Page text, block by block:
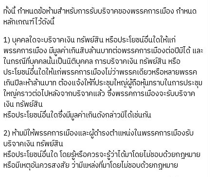
ทั้งนี้ กำหนดข้อห้ามสำหรับการรับบริจาคของพรรคการเมือง กำหนด
หลักเกณฑ์ไว้ดังนี้
1) บุคคลใดจะบริจาคเงิน ทรัพย์สิน หรือประโยชน์อื่นใดให้แก่
พรรคการเมือง มีมูลค่าเกินสิบล้านบาทต่อพรรคการเมืองต่อปีมิได้ และ
ในกรณีที่บุคคลนั้นเป็นนิติบุคคล การบริจาคเงิน ทรัพย์สิน หรือ
ประโยชน์อื่นใดให้แก่พรรคการเมืองไม่ว่าพรรคเดียวหรือหลายพรรค
เกินปีละห้าล้านบาท ต้องแจ้งให้ที่ประชุมใหญ่ผู้ถือหุ้นทราบในการประชุม
ใหญ่คราวต่อไปหลังจากบริจาคแล้ว ซึ่งพรรคการเมืองจะรับบริจาค
เงิน ทรัพย์สิน
หรือประโยชน์อื่นใดซึ่งมีมูลค่าเกินดังกล่าวมิได้เช่นกัน
2) ห้ามมิให้พรรคการเมืองและผู้ดำรงตำแหน่งในพรรคการเมืองรับ
บริจาคเงิน ทรัพย์สิน
หรือประโยชน์อื่นใด โดยรู้หรือควรจะรู้ว่าได้มาโดยไม่ชอบด้วยกฎหมาย
หรือมีเหตุอันควรสงสัย ว่ามีแหล่งที่มาโดยไม่ชอบด้วยกฎหมาย